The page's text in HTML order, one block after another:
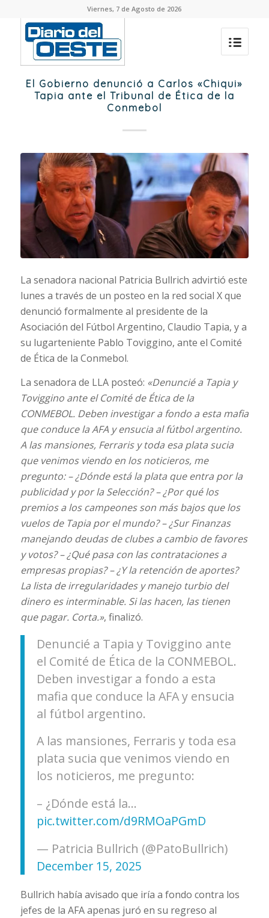
Viernes, 7 de Agosto de 2026
El Gobierno denunció a Carlos «Chiqui»
Tapia ante el Tribunal de Ética de la
Conmebol
La senadora nacional Patricia Bullrich advirtió este
lunes a través de un posteo en la red social X que
denunció formalmente al presidente de la
Asociación del Fútbol Argentino, Claudio Tapia, y a
su lugarteniente Pablo Toviggino, ante el Comité
de Ética de la Conmebol.
La senadora de LLA posteó: «Denuncié a Tapia y
Toviggino ante el Comité de Ética de la
CONMEBOL. Deben investigar a fondo a esta mafia
que conduce la AFA y ensucia al fútbol argentino.
A las mansiones, Ferraris y toda esa plata sucia
que venimos viendo en los noticieros, me
pregunto: – ¿Dónde está la plata que entra por la
publicidad y por la Selección? – ¿Por qué los
premios a los campeones son más bajos que los
vuelos de Tapia por el mundo? – ¿Sur Finanzas
manejando deudas de clubes a cambio de favores
y votos? – ¿Qué pasa con las contrataciones a
empresas propias? – ¿Y la retención de aportes?
La lista de irregularidades y manejo turbio del
dinero es interminable. Si las hacen, las tienen
que pagar. Corta.», finalizó.
Denuncié a Tapia y Toviggino ante
el Comité de Ética de la CONMEBOL.
Deben investigar a fondo a esta
mafia que conduce la AFA y ensucia
al fútbol argentino.
A las mansiones, Ferraris y toda esa
plata sucia que venimos viendo en
los noticieros, me pregunto:
– ¿Dónde está la…
pic.twitter.com/d9RMOaPGmD
— Patricia Bullrich (@PatoBullrich)
December 15, 2025
Bullrich había avisado que iría a fondo contra los
jefes de la AFA apenas juró en su regreso al